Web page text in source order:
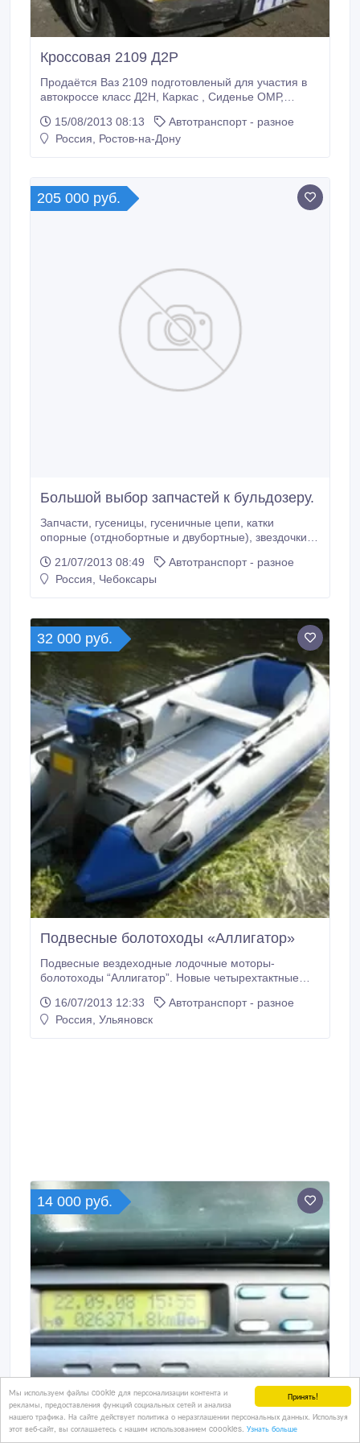
Принять!
Мы используем файлы cookie для персонализации контента и
рекламы, предоставления функций социальных сетей и анализа
нашего трафика. На сайте действует политика о неразглашении персональных данных. Используя
этот веб-сайт, вы соглашаетесь с нашим использованием coookies. Узнать больше
Кроссовая 2109 Д2Р
Продаётся Ваз 2109 подготовленый для участия в
автокроссе класс Д2Н, Каркас , Сиденье ОМР,
4.9 пара, блокировка Цена 70т.р Плюс подкат с
поворотной платформой.. на трассе держится
15/08/2013 08:13
Автотранспорт - разное
Россия, Ростов-на-Дону
205 000 руб.
Большой выбор запчастей к бульдозеру.
Запчасти, гусеницы, гусеничные цепи, катки
опорные (отднобортные и двубортные), звездочки,
промышленных, сельскохозяйственных гусеничных,
трелевочных тракторов Т-70, ДТ-75, Т-130, Т-150,
21/07/2013 08:49
Автотранспорт - разное
Россия, Чебоксары
32 000 руб.
Подвесные болотоходы «Аллигатор»
Подвесные вездеходные лодочные моторы-
болотоходы “Аллигатор”. Новые четырехтактные
Возможно применение как в обычных условиях, так
и на мелководье, в болотах и т.д. Аналог Go-Devil,
16/07/2013 12:33
Автотранспорт - разное
Россия, Ульяновск
14 000 руб.